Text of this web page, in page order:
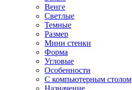
Венге
Светлые
Темные
Размер
Мини стенки
Форма
Угловые
Особенности
С компьютерным столом
Назначение